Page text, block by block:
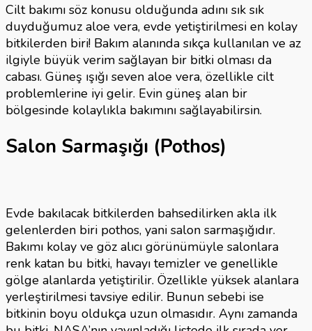
Cilt bakımı söz konusu olduğunda adını sık sık
duyduğumuz aloe vera, evde yetiştirilmesi en kolay
bitkilerden biri! Bakım alanında sıkça kullanılan ve az
ilgiyle büyük verim sağlayan bir bitki olması da
cabası. Güneş ışığı seven aloe vera, özellikle cilt
problemlerine iyi gelir. Evin güneş alan bir
bölgesinde kolaylıkla bakımını sağlayabilirsin.
Salon Sarmaşığı (Pothos)
Evde bakılacak bitkilerden bahsedilirken akla ilk
gelenlerden biri pothos, yani salon sarmaşığıdır.
Bakımı kolay ve göz alıcı görünümüyle salonlara
renk katan bu bitki, havayı temizler ve genellikle
gölge alanlarda yetiştirilir. Özellikle yüksek alanlara
yerleştirilmesi tavsiye edilir. Bunun sebebi ise
bitkinin boyu oldukça uzun olmasıdır. Aynı zamanda